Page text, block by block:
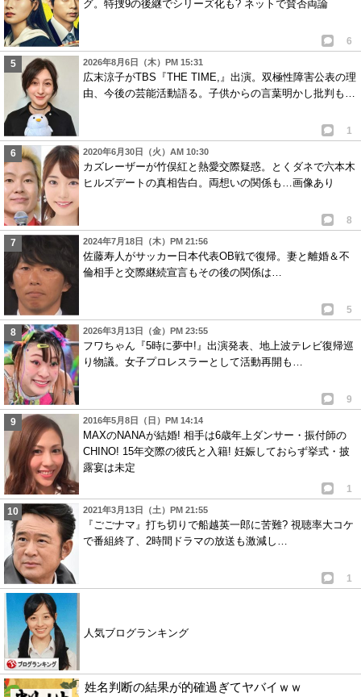
グ。特捜9の後継でシリーズ化も? ネットで賛否両論
6
2026年8月6日（木）PM 15:31
広末涼子がTBS『THE TIME,』出演。双極性障害公表の理
由、今後の芸能活動語る。子供からの言葉明かし批判も…
1
2020年6月30日（火）AM 10:30
カズレーザーが竹俣紅と熱愛交際疑惑。とくダネで六本木
ヒルズデートの真相告白。両想いの関係も…画像あり
8
2024年7月18日（木）PM 21:56
佐藤寿人がサッカー日本代表OB戦で復帰。妻と離婚＆不
倫相手と交際継続宣言もその後の関係は…
5
2026年3月13日（金）PM 23:55
フワちゃん『5時に夢中!』出演発表、地上波テレビ復帰巡
り物議。女子プロレスラーとして活動再開も…
9
2016年5月8日（日）PM 14:14
MAXのNANAが結婚! 相手は6歳年上ダンサー・振付師の
CHINO! 15年交際の彼氏と入籍! 妊娠しておらず挙式・披
露宴は未定
1
2021年3月13日（土）PM 21:55
『ごごナマ』打ち切りで船越英一郎に苦難? 視聴率大コケ
で番組終了、2時間ドラマの放送も激減し…
1
人気ブログランキング
姓名判断の結果が的確過ぎてヤバイｗｗ